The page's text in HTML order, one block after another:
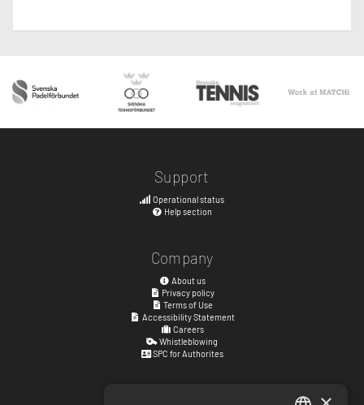
Support
Operational status
Help section
Company
About us
Privacy policy
Terms of Use
Accessibility Statement
Careers
Whistleblowing
SPC for Authorites